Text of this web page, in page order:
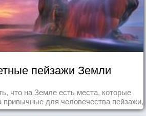
пейзажи Земли
что на Земле есть места, которые
привычные для человечества пейзажи,
и вовсе инопланетными!